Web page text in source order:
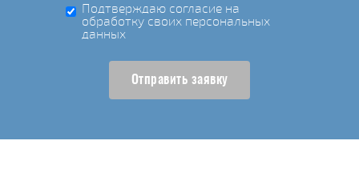
Подтверждаю согласие на
обработку своих персональных
данных
Отправить заявку